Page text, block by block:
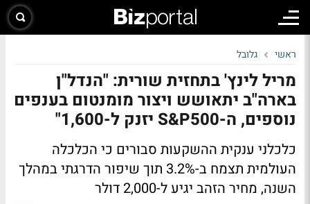
ראשי גלובל
מריל לינץ' בתחזית שורית: "הנדל"ן
בארה"ב יתאושש ויצור מומנטום בענפים
נוספים, ה-S&P500 יזנק ל-1,600"
כלכלני ענקית ההשקעות סבורים כי הכלכלה
העולמית תצמח ב-3.2% תוך שיפור הדרגתי במהלך
השנה, מחיר הזהב יגיע ל-2,000 דולר